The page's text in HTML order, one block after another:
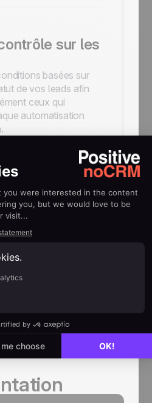
sur les
basées sur
de vos leads afin
ceux qui
automatisation
vos leads à
des contacts,
les de
les directement
ActiveCampaign.